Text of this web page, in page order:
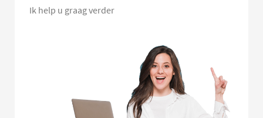
Ik help u graag verder